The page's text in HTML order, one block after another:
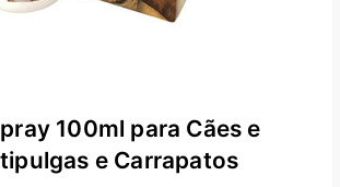
100ml para Cães e
e Carrapatos